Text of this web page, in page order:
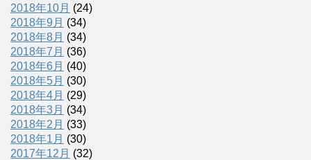
2018年10月 (24)
2018年9月 (34)
2018年8月 (34)
2018年7月 (36)
2018年6月 (40)
2018年5月 (30)
2018年4月 (29)
2018年3月 (34)
2018年2月 (33)
2018年1月 (30)
2017年12月 (32)